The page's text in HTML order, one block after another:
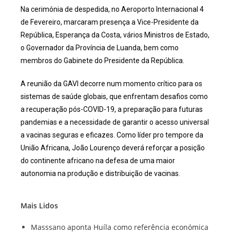
Na cerimónia de despedida, no Aeroporto Internacional 4
de Fevereiro, marcaram presença a Vice-Presidente da
República, Esperança da Costa, vários Ministros de Estado,
o Governador da Província de Luanda, bem como
membros do Gabinete do Presidente da República.
A reunião da GAVI decorre num momento crítico para os
sistemas de saúde globais, que enfrentam desafios como
a recuperação pós-COVID-19, a preparação para futuras
pandemias e a necessidade de garantir o acesso universal
a vacinas seguras e eficazes. Como líder pro tempore da
União Africana, João Lourenço deverá reforçar a posição
do continente africano na defesa de uma maior
autonomia na produção e distribuição de vacinas.
Mais Lidos
Masssano aponta Huíla como referência económica